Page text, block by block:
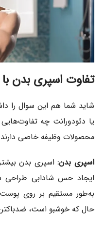
تفاوت اسپری بدن
شاید شما هم این سوال را
یا دئودورانت چه
محصولات وظیفه خاصی
اسپری بدن:اسپری بدن
ایجاد حس شادابی
به‌طور مستقیم بر روی
حال که خوشبو است،